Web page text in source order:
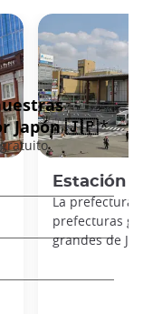
Estación
La prefectura
prefecturas
grandes de